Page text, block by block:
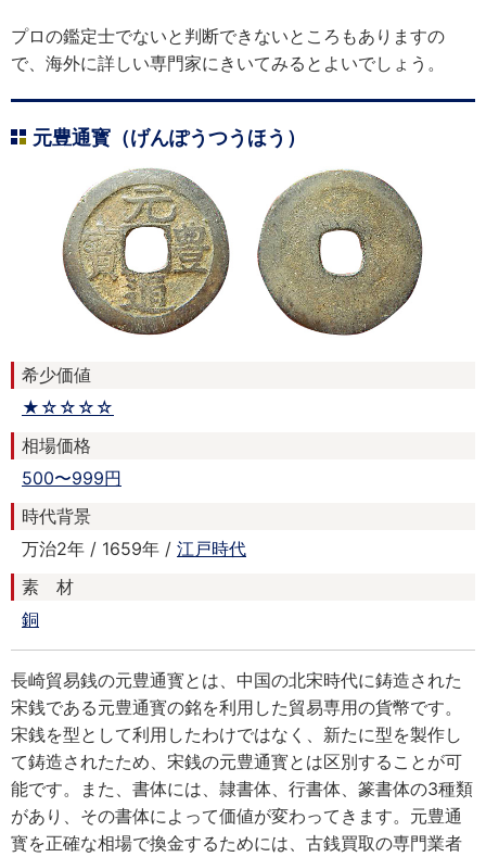
プロの鑑定士でないと判断できないところもありますの
で、海外に詳しい専門家にきいてみるとよいでしょう。
元豊通寳（げんぽうつうほう）
希少価値
★☆☆☆☆
相場価格
500〜999円
時代背景
万治2年 / 1659年 / 江戸時代
素 材
銅
長崎貿易銭の元豊通寳とは、中国の北宋時代に鋳造された
宋銭である元豊通寳の銘を利用した貿易専用の貨幣です。
宋銭を型として利用したわけではなく、新たに型を製作し
て鋳造されたため、宋銭の元豊通寳とは区別することが可
能です。また、書体には、隷書体、行書体、篆書体の3種類
があり、その書体によって価値が変わってきます。元豊通
寳を正確な相場で換金するためには、古銭買取の専門業者